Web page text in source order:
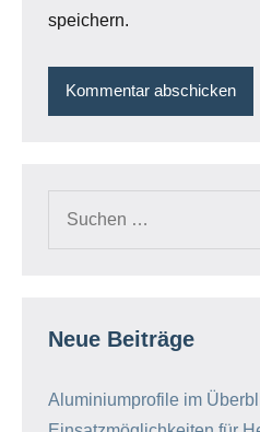
speichern.
Neue Beiträge
Aluminiumprofile im